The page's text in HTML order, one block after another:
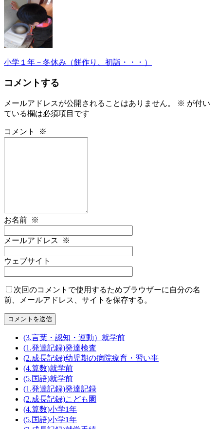
小学１年－冬休み（餅作り、初詣・・・）
コメントする
メールアドレスが公開されることはありません。 ※ が付い
ている欄は必須項目です
コメント ※
お名前 ※
メールアドレス ※
ウェブサイト
次回のコメントで使用するためブラウザーに自分の名
前、メールアドレス、サイトを保存する。
(3.言葉・認知・運動）就学前
(1.発達記録)発達検査
(2.成長記録)幼児期の病院療育・習い事
(4.算数)就学前
(5.国語)就学前
(1.発達記録)発達記録
(2.成長記録)こども園
(4.算数)小学1年
(5.国語)小学1年